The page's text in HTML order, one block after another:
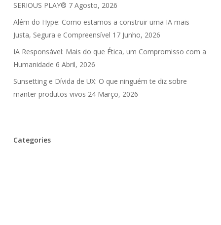
SERIOUS PLAY® 7 Agosto, 2026
Além do Hype: Como estamos a construir uma IA mais
Justa, Segura e Compreensível 17 Junho, 2026
IA Responsável: Mais do que Ética, um Compromisso com a
Humanidade 6 Abril, 2026
Sunsetting e Dívida de UX: O que ninguém te diz sobre
manter produtos vivos 24 Março, 2026
Categories